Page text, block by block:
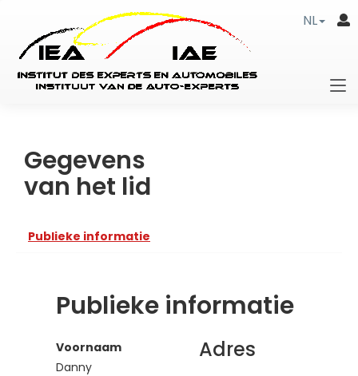
NL
Gegevens
van het lid
Publieke informatie
Publieke informatie
Voornaam
Danny
Adres